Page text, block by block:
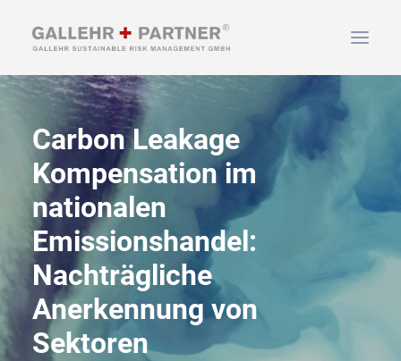
ÜBER UNS
LEISTUNGEN
NEWS & INFOS
KONTAKT
SUCHEN
Carbon Leakage
Kompensation im
nationalen
Emissionshandel:
Nachträgliche
Anerkennung von
Sektoren